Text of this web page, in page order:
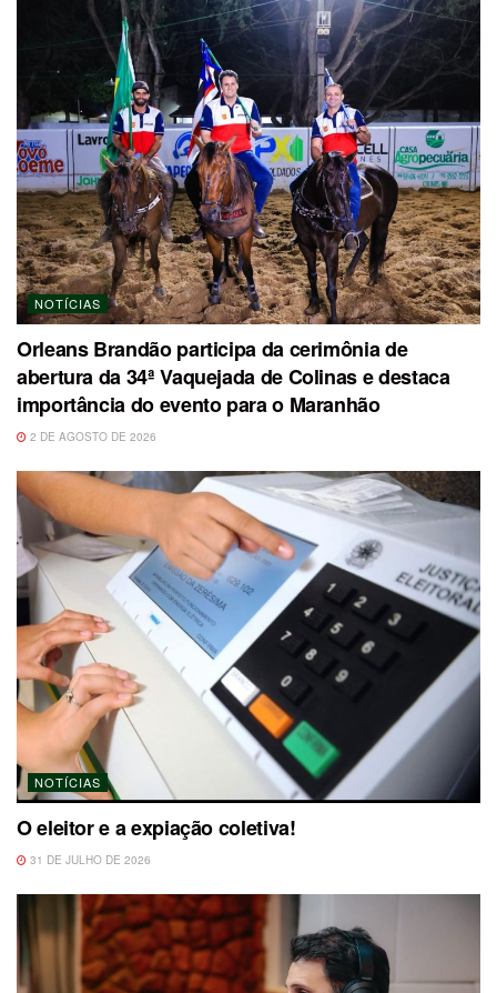
NOTÍCIAS
Orleans Brandão participa da cerimônia de
abertura da 34ª Vaquejada de Colinas e destaca
importância do evento para o Maranhão
2 DE AGOSTO DE 2026
NOTÍCIAS
O eleitor e a expiação coletiva!
31 DE JULHO DE 2026